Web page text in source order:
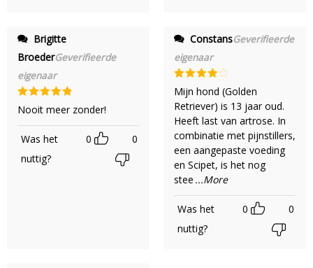
BroederGeverifieerde
eigenaar
Gewaardeerd
5uit 5
Nooit meer zonder!
Was het
nuttig?
0 0
ConstansGeverifieerde
eigenaar
Gewaardeerd
4uit 5
Mijn hond (Golden
Retriever) is 13 jaar oud.
Heeft last van artrose. In
combinatie met pijnstillers,
een aangepaste voeding
en Scipet, is het nog
stee ...More
Was het
nuttig?
0 0